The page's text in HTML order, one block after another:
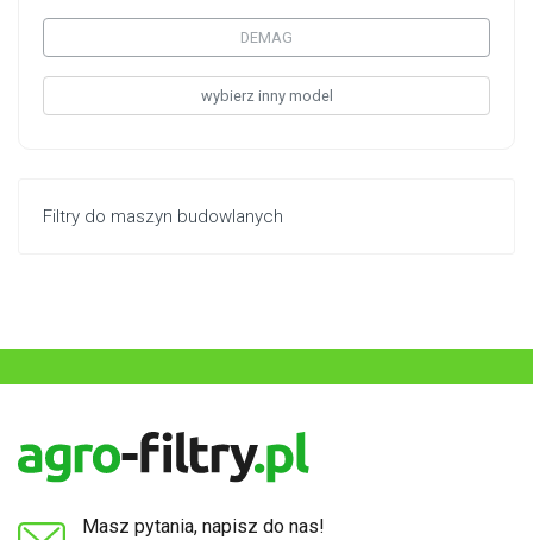
DEMAG
wybierz inny model
Filtry do maszyn budowlanych
Masz pytania, napisz do nas!